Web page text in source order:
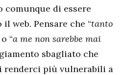
di essere
web. Pensare che “tanto
o “a me non sarebbe mai
sbagliato che
renderci più vulnerabili a